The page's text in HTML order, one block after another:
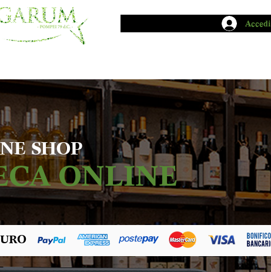
Accedi
SHOP
ONLINE